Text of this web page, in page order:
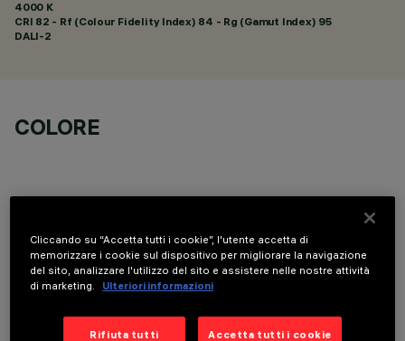
4000 K
CRI 82 - Rf (Colour Fidelity Index) 84 - Rg (Gamut Index) 95
DALI-2
COLORE
COMPONENTI OPZIONALI
Cliccando su “Accetta tutti i cookie”, l'utente accetta di
memorizzare i cookie sul dispositivo per migliorare la navigazione
del sito, analizzare l'utilizzo del sito e assistere nelle nostre attività
di marketing.
Ulteriori informazioni
Rifiuta tutti Accetta tutti i cookie